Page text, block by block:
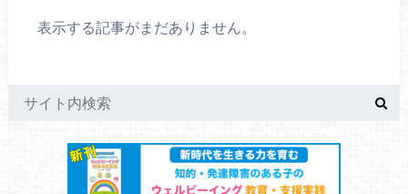
表示する記事がまだありません。